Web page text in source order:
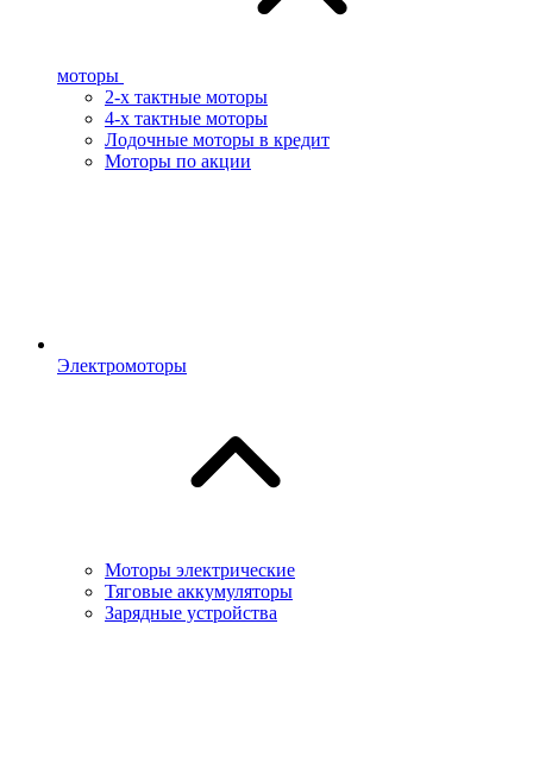
моторы
2-х тактные моторы
4-х тактные моторы
Лодочные моторы в кредит
Моторы по акции
Электромоторы
Моторы электрические
Тяговые аккумуляторы
Зарядные устройства